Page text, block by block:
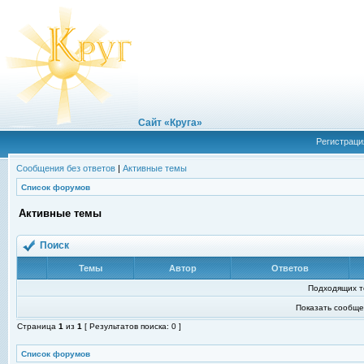
Сайт «Круга»
Сообщения без ответов | Активные темы
Список форумов
Активные темы
Поиск
Темы Автор Ответов
Подходящих
Показать
Страница 1 из 1 [ Результатов поиска: 0 ]
Список форумов